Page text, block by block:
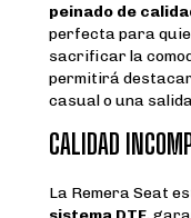
peinado de
perfecta para
sacrificar la
permitirá destacar
casual o una
CALIDAD
La Remera Seat